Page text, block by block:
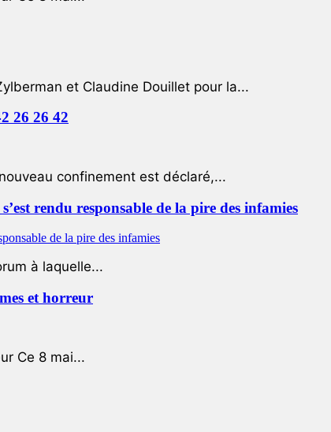
et Claudine Douillet pour la...
26 26 42
confinement est déclaré,...
rendu responsable de la pire des infamies
à laquelle...
et horreur
Ce 8 mai...